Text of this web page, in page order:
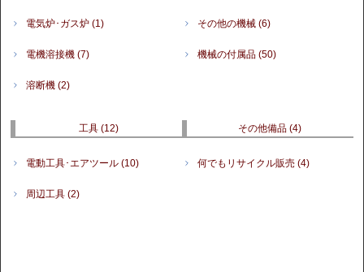
電気炉･ガス炉(1)
電機溶接機(7)
溶断機(2)
その他の機械 (6)
機械の付属品 (50)
工具(12)
電動工具･エアツール(10)
周辺工具(2)
その他備品(4)
何でもリサイクル販売 (4)